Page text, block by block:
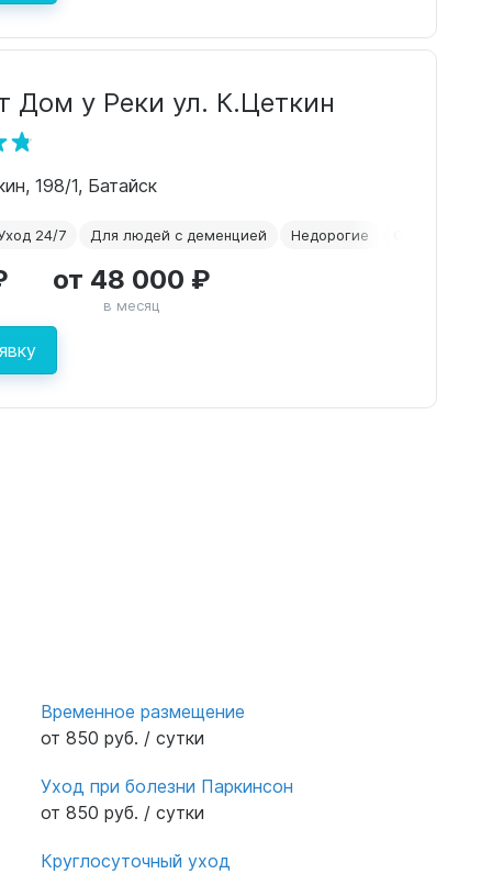
Дом у Реки ул. К.Цеткин
198/1, Батайск
24/7 Для людей с деменцией Недорогие
от 48 000 ₽
в месяц
Временное размещение
от 850 руб. / сутки
Уход при болезни Паркинсон
от 850 руб. / сутки
Круглосуточный уход